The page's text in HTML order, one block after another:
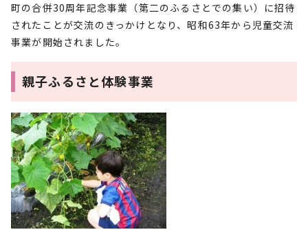
町の合併30周年記念事業（第二のふるさとでの集い）に招待
されたことが交流のきっかけとなり、昭和63年から児童交流
事業が開始されました。
親子ふるさと体験事業